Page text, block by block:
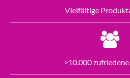
Vielfältige
>10.000